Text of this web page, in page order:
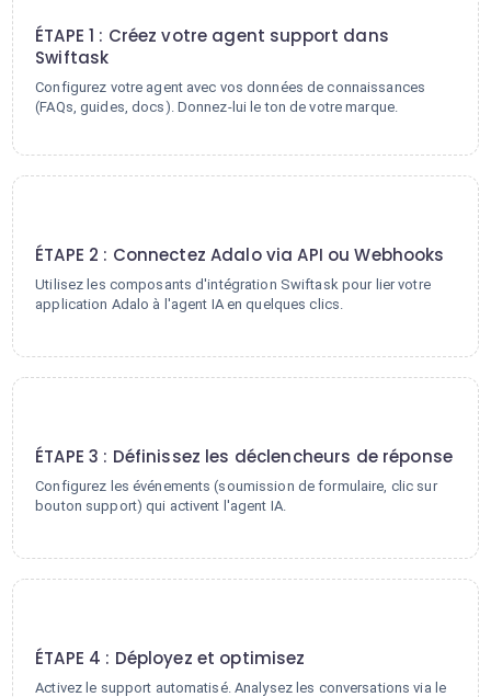
ÉTAPE 1 : Créez votre agent support dans
Swiftask
Configurez votre agent avec vos données de connaissances
(FAQs, guides, docs). Donnez-lui le ton de votre marque.
ÉTAPE 2 : Connectez Adalo via API ou Webhooks
Utilisez les composants d'intégration Swiftask pour lier votre
application Adalo à l'agent IA en quelques clics.
ÉTAPE 3 : Définissez les déclencheurs de réponse
Configurez les événements (soumission de formulaire, clic sur
bouton support) qui activent l'agent IA.
ÉTAPE 4 : Déployez et optimisez
Activez le support automatisé. Analysez les conversations via le